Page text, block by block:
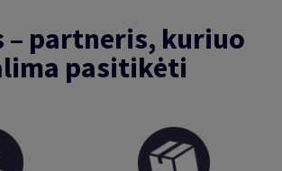
– partneris, kuriuo
pasitikėti